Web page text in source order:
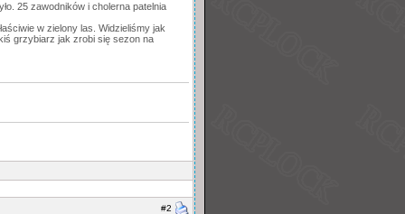
25 zawodników i cholerna patelnia
w zielony las. Widzieliśmy jak
grzybiarz jak zrobi się sezon na
#2